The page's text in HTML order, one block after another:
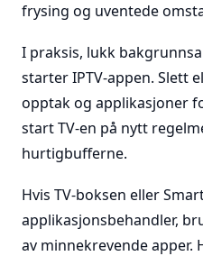
frysing og uventede
I praksis, lukk
starter IPTV-appen. Slett
opptak og applikasjoner
start TV-en på nytt
hurtigbufferne.
Hvis TV-boksen eller
applikasjonsbehandler,
av minnekrevende